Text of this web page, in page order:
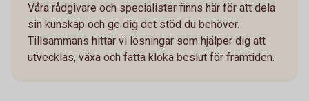
Våra rådgivare och specialister finns här för att dela
sin kunskap och ge dig det stöd du behöver.
Tillsammans hittar vi lösningar som hjälper dig att
utvecklas, växa och fatta kloka beslut för framtiden.